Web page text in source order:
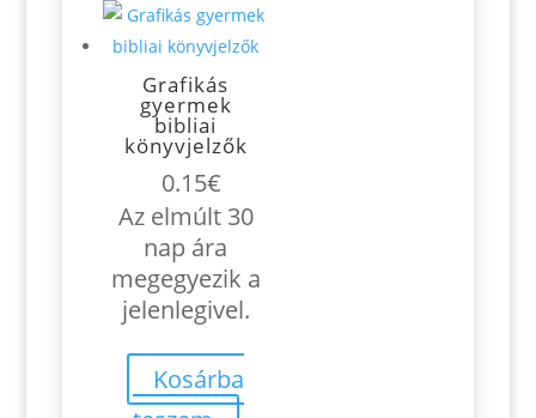
Grafikás
gyermek
bibliai
könyvjelzők
0.15€
Az elmúlt 30
nap ára
megegyezik a
jelenlegivel.
Kosárba